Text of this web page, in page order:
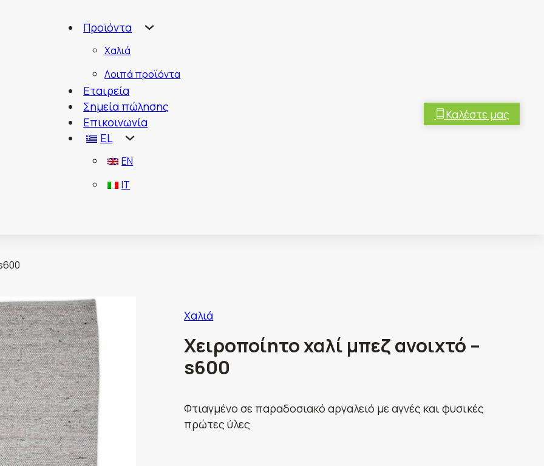
Προϊόντα
Χαλιά
Λοιπά προϊόντα
Εταιρεία
Σημεία πώλησης
Επικοινωνία
EL
EN
IT
Καλέστε μας
Χαλιά
Χειροποίητο χαλί μπεζ ανοιχτό –
s600
Φτιαγμένο σε παραδοσιακό αργαλειό με αγνές και φυσικές
πρώτες ύλες